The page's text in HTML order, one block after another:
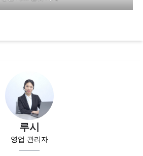
루시
영업 관리자